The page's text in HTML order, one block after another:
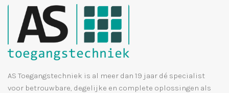
AS Toegangstechniek is al meer dan 19 jaar dé specialist
voor betrouwbare, degelijke en complete oplossingen als